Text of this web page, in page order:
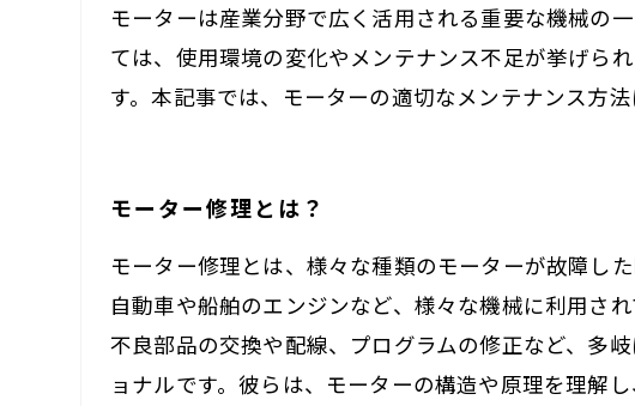
モーターは産業分野で広く活用される重要な機械の
ては、使用環境の変化やメンテナンス不足が挙げら
す。本記事では、モーターの適切なメンテナンス方法
モーター修理とは？
モーター修理とは、様々な種類のモーターが故障し
自動車や船舶のエンジンなど、様々な機械に利用さ
不良部品の交換や配線、プログラムの修正など、多
ョナルです。彼らは、モーターの構造や原理を理解